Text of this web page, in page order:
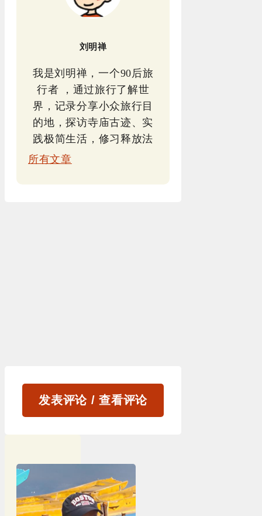
刘明禅
我是刘明禅，一个90后旅
行者 ，通过旅行了解世
界，记录分享小众旅行目
的地，探访寺庙古迹、实
践极简生活，修习释放法
所有文章
发表评论 / 查看评论